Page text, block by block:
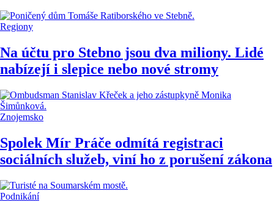
Regiony
Na účtu pro Stebno jsou dva miliony. Lidé
nabízejí i slepice nebo nové stromy
Znojemsko
Spolek Mír Práče odmítá registraci
sociálních služeb, viní ho z porušení zákona
Podnikání